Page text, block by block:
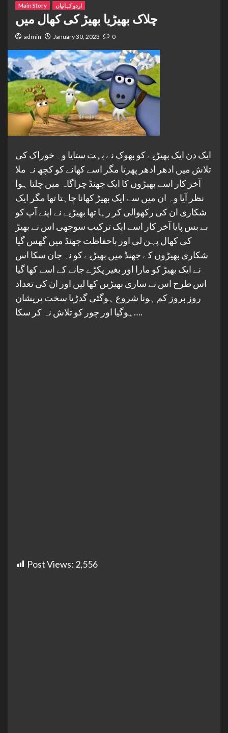
Main Story اردو کہانیاں
چلاک بھیڑیا بھیڑ کی کھال میں
admin January 30, 2023 0
ایک دن ایک بھیڑیے کو بھوک نے بہت ستایا وہ خوراک کی
تلاش میں ادھر ادھر پھرتا مگر اسے کھانے کو کچھ نہ ملا
آخر کار اسے بھیڑوں کا ایک جھنڈ چراگاہ میں چلتا ہوا
نظر آیا وہ ان میں سے ایک بھیڑ کھانا چاہتا تھا مگر ایک
شکاری ان کی رکھوالی کر رہا تھا بھیڑیے نے اپنے آپ کو
بے بس پایا آخر کار اسے ایک ترکیب سوجھی اس نے بھیڑ
کی کھال پہن لی اور باحفاظت جھنڈ میں گھس گیا
شکاری بھیڑوں کے جھنڈ میں بھیڑیے کو نہ جان سکا اس
نے ایک بھیڑ کو مارا اور بغیر پکڑے جانے کے اسے کھا گیا
اس طرح اس نے ساری بھیڑیں کھا لیں اور ان کی تعداد
روز بروز کم ہونا شروع ہوگئی گدڑیا سخت پریشان
ہوگیا اور چور کو تلاش نہ کر سکا….
Post Views: 2,556